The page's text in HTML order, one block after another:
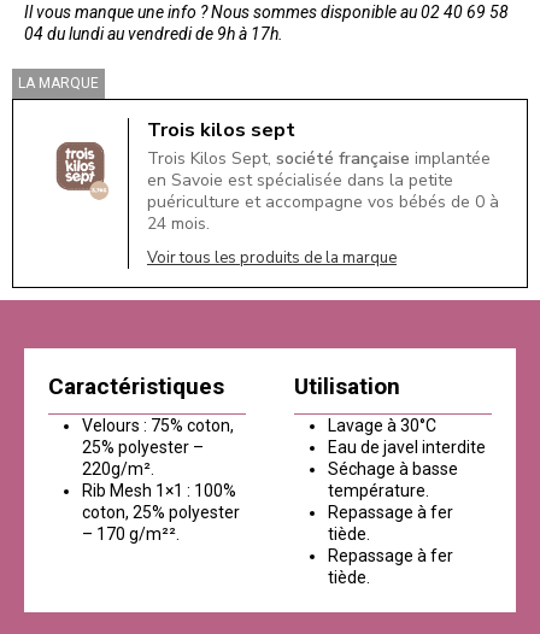
Il vous manque une info ? Nous sommes disponible au 02 40 69 58
04 du lundi au vendredi de 9h à 17h.
LA MARQUE
Trois kilos sept
Trois Kilos Sept, société française implantée
en Savoie est spécialisée dans la petite
puériculture et accompagne vos bébés de 0 à
24 mois.
Voir tous les produits de la marque
Caractéristiques
Velours : 75% coton,
25% polyester –
220g/m².
Rib Mesh 1×1 : 100%
coton, 25% polyester
– 170 g/m²².
Utilisation
Lavage à 30°C
Eau de javel interdite
Séchage à basse
température.
Repassage à fer
tiède.
Repassage à fer
tiède.